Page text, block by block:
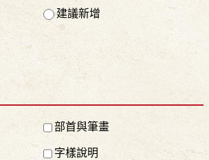
建議新增
部首與筆畫
字樣說明